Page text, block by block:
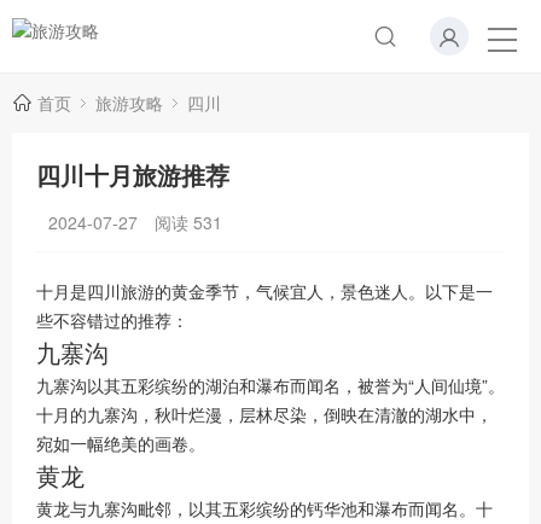
首页 旅游攻略 四川
四川十月旅游推荐
2024-07-27 阅读 531
十月是四川旅游的黄金季节，气候宜人，景色迷人。以下是一
些不容错过的推荐：
九寨沟
九寨沟以其五彩缤纷的湖泊和瀑布而闻名，被誉为“人间仙境”。
十月的九寨沟，秋叶烂漫，层林尽染，倒映在清澈的湖水中，
宛如一幅绝美的画卷。
黄龙
黄龙与九寨沟毗邻，以其五彩缤纷的钙华池和瀑布而闻名。十